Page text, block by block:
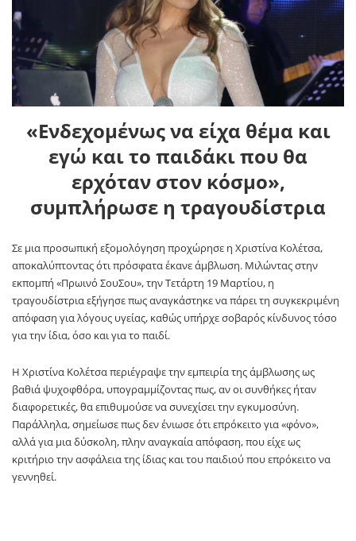
«Ενδεχομένως να είχα θέμα και
εγώ και το παιδάκι που θα
ερχόταν στον κόσμο»,
συμπλήρωσε η τραγουδίστρια
Σε μια προσωπική εξομολόγηση προχώρησε η Χριστίνα Κολέτσα,
αποκαλύπτοντας ότι πρόσφατα έκανε άμβλωση. Μιλώντας στην
εκπομπή «Πρωινό ΣουΣου», την Τετάρτη 19 Μαρτίου, η
τραγουδίστρια εξήγησε πως αναγκάστηκε να πάρει τη συγκεκριμένη
απόφαση για λόγους υγείας, καθώς υπήρχε σοβαρός κίνδυνος τόσο
για την ίδια, όσο και για το παιδί.
Η Χριστίνα Κολέτσα περιέγραψε την εμπειρία της άμβλωσης ως
βαθιά ψυχοφθόρα, υπογραμμίζοντας πως, αν οι συνθήκες ήταν
διαφορετικές, θα επιθυμούσε να συνεχίσει την εγκυμοσύνη.
Παράλληλα, σημείωσε πως δεν ένιωσε ότι επρόκειτο για «φόνο»,
αλλά για μια δύσκολη, πλην αναγκαία απόφαση, που είχε ως
κριτήριο την ασφάλεια της ίδιας και του παιδιού που επρόκειτο να
γεννηθεί.